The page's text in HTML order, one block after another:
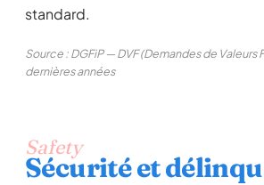
standard.
Source : DGFiP — DVF (Demandes de Valeurs
dernières années
Safety
Sécurité et